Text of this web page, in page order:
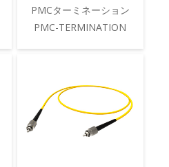
PMCターミネーション
PMC-TERMINATION